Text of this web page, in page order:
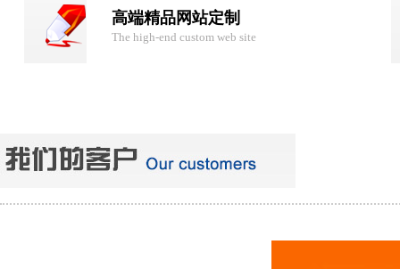
高端精品网站定制
The high-end custom web site